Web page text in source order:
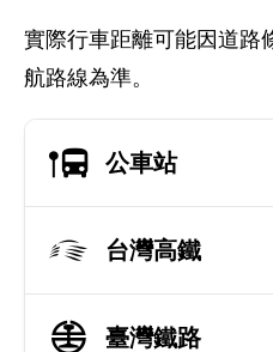
實際行車距離可能因道路
航路線為準。
公車站
台灣高鐵
臺灣鐵路